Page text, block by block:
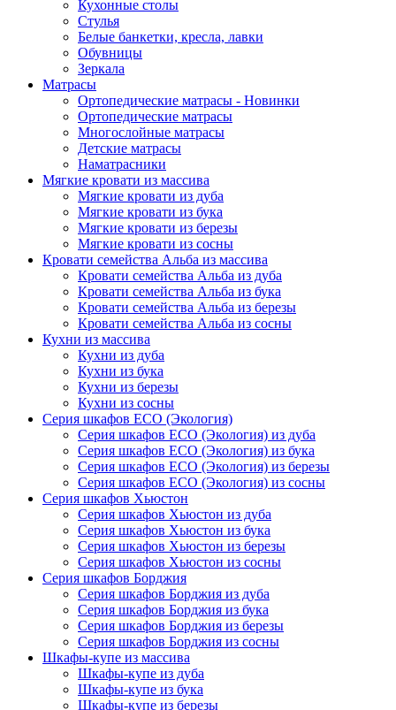
Кухонные столы
Стулья
Белые банкетки, кресла, лавки
Обувницы
Зеркала
Матрасы
Ортопедические матрасы - Новинки
Ортопедические матрасы
Многослойные матрасы
Детские матрасы
Наматрасники
Мягкие кровати из массива
Мягкие кровати из дуба
Мягкие кровати из бука
Мягкие кровати из березы
Мягкие кровати из сосны
Кровати семейства Альба из массива
Кровати семейства Альба из дуба
Кровати семейства Альба из бука
Кровати семейства Альба из березы
Кровати семейства Альба из сосны
Кухни из массива
Кухни из дуба
Кухни из бука
Кухни из березы
Кухни из сосны
Серия шкафов ECO (Экология)
Серия шкафов ECO (Экология) из дуба
Серия шкафов ECO (Экология) из бука
Серия шкафов ECO (Экология) из березы
Серия шкафов ECO (Экология) из сосны
Серия шкафов Хьюстон
Серия шкафов Хьюстон из дуба
Серия шкафов Хьюстон из бука
Серия шкафов Хьюстон из березы
Серия шкафов Хьюстон из сосны
Серия шкафов Борджия
Серия шкафов Борджия из дуба
Серия шкафов Борджия из бука
Серия шкафов Борджия из березы
Серия шкафов Борджия из сосны
Шкафы-купе из массива
Шкафы-купе из дуба
Шкафы-купе из бука
Шкафы-купе из березы